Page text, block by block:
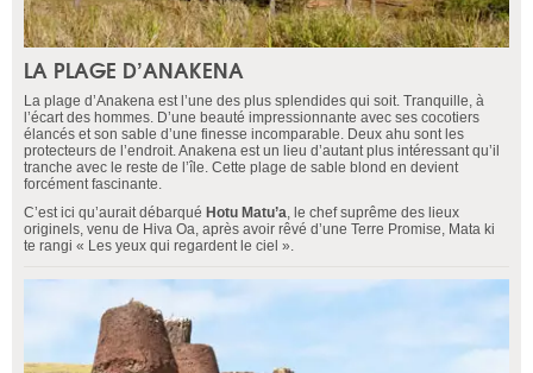
LA PLAGE D’ANAKENA
La plage d’Anakena est l’une des plus splendides qui soit. Tranquille, à
l’écart des hommes. D’une beauté impressionnante avec ses cocotiers
élancés et son sable d’une finesse incomparable. Deux ahu sont les
protecteurs de l’endroit. Anakena est un lieu d’autant plus intéressant qu’il
tranche avec le reste de l’île. Cette plage de sable blond en devient
forcément fascinante.
C’est ici qu’aurait débarqué Hotu Matu’a, le chef suprême des lieux
originels, venu de Hiva Oa, après avoir rêvé d’une Terre Promise, Mata ki
te rangi « Les yeux qui regardent le ciel ».